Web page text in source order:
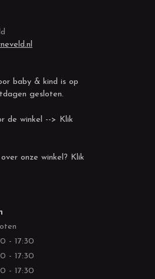
baby & kind is op
gesloten.
de winkel --> Klik
onze winkel? Klik
- 17:30
- 17:30
- 17:30